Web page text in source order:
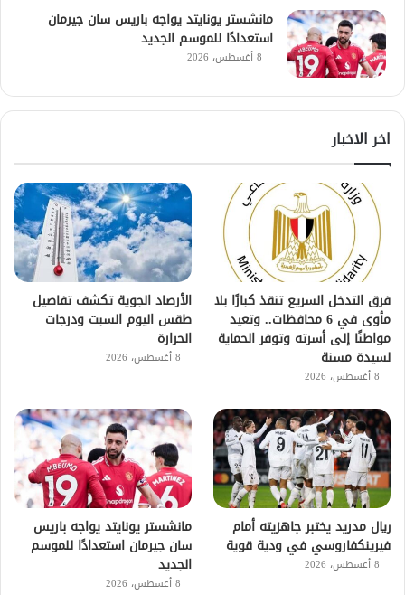
مانشستر يونايتد يواجه باريس سان جيرمان
استعدادًا للموسم الجديد
8 أغسطس، 2026
اخر الاخبار
فرق التدخل السريع تنقذ كبارًا بلا
مأوى في 6 محافظات.. وتعيد
مواطنًا إلى أسرته وتوفر الحماية
لسيدة مسنة
8 أغسطس، 2026
الأرصاد الجوية تكشف تفاصيل
طقس اليوم السبت ودرجات
الحرارة
8 أغسطس، 2026
ريال مدريد يختبر جاهزيته أمام
فيرينكفاروسي في ودية قوية
8 أغسطس، 2026
مانشستر يونايتد يواجه باريس
سان جيرمان استعدادًا للموسم
الجديد
8 أغسطس، 2026